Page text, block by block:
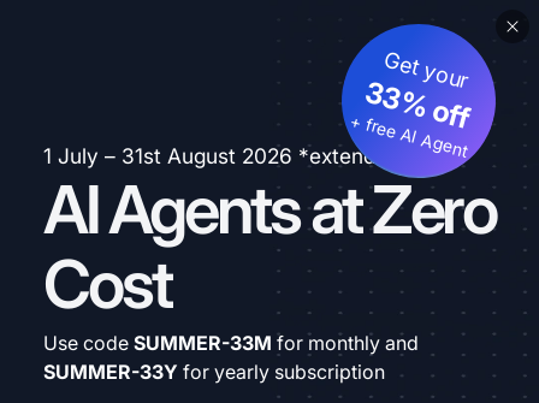
1 July – 31st August 2026 *extended
AI Agents at Zero
Cost
Get your
33% off
+ free AI Agent
Use code SUMMER-33M for monthly and
SUMMER-33Y for yearly subscription